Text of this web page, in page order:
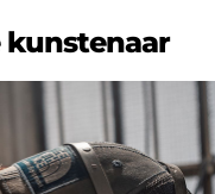
kunstenaar